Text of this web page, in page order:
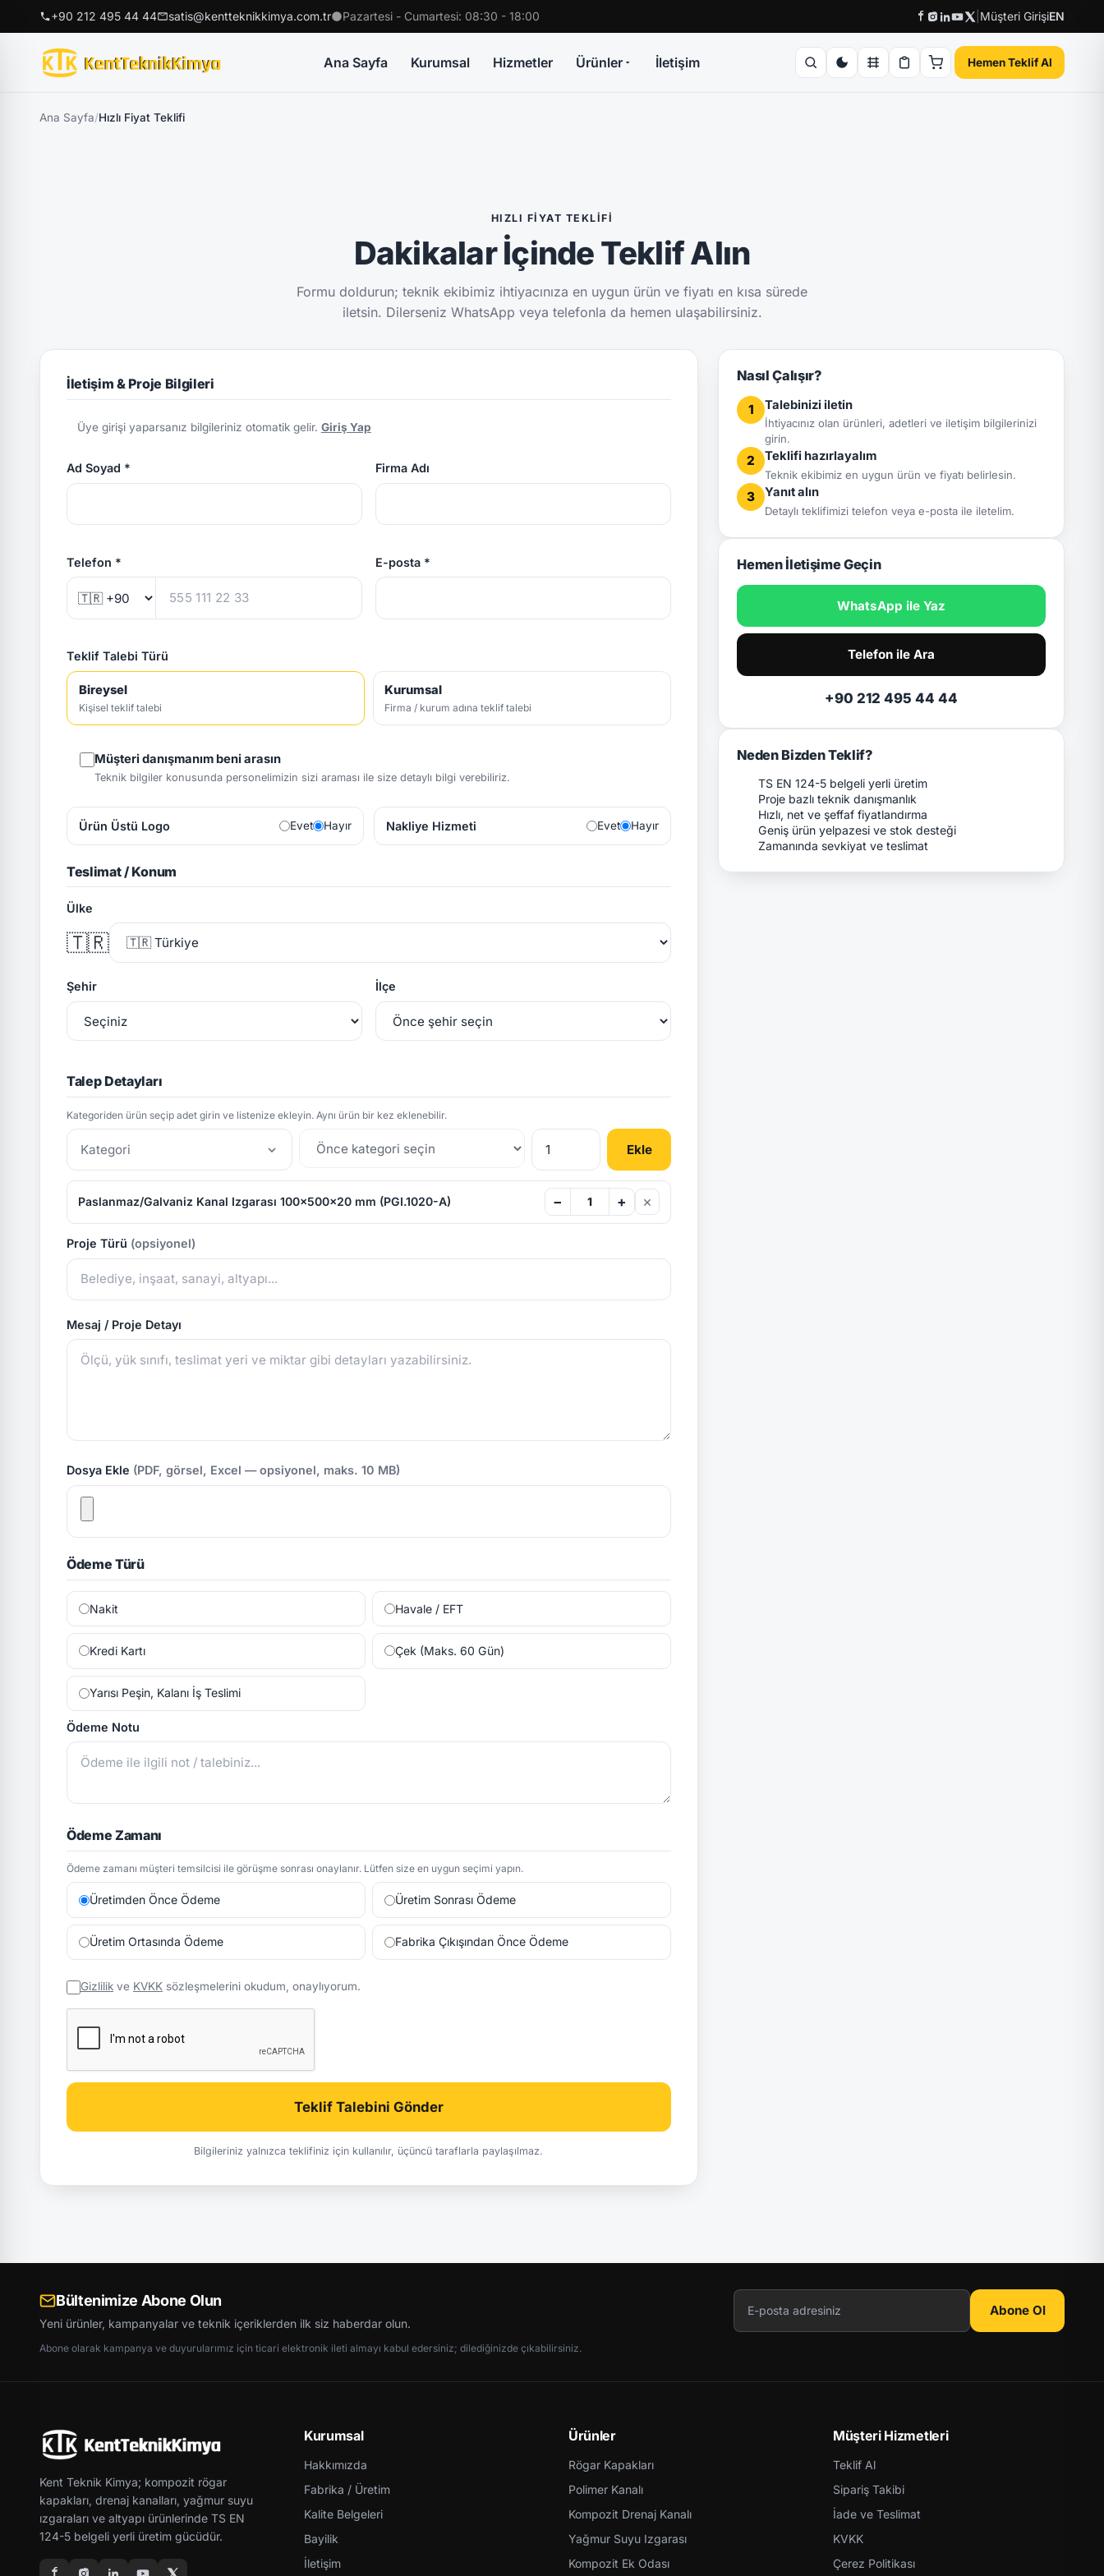
+90 212 495 44 44 satis@kentteknikkimya.com.tr Pazartesi - Cumartesi: 08:30 - 18:00 Müşteri GirişiEN
Ana Sayfa Kurumsal Hizmetler Ürünler İletişim Hemen Teklif Al
Ana Sayfa/Hızlı Fiyat Teklifi
HIZLI FIYAT TEKLIFI
Dakikalar İçinde Teklif Alın
Formu doldurun; teknik ekibimiz ihtiyacınıza en uygun ürün ve fiyatı en kısa sürede
iletsin. Dilerseniz WhatsApp veya telefonla da hemen ulaşabilirsiniz.
İletişim & Proje Bilgileri
Üye girişi yaparsanız bilgileriniz otomatik gelir. Giriş Yap
Ad Soyad * Firma Adı
Telefon * E-posta *
Teklif Talebi Türü
Bireysel
Kişisel teklif talebi
Kurumsal
Firma / kurum adına teklif talebi
Müşteri danışmanım beni arasın
Teknik bilgiler konusunda personelimizin sizi araması ile size detaylı bilgi verebiliriz.
Ürün Üstü Logo Evet Hayır Nakliye Hizmeti Evet Hayır
Teslimat / Konum
Ülke
🇹🇷
Şehir İlçe
Talep Detayları
Kategoriden ürün seçip adet girin ve listenize ekleyin. Aynı ürün bir kez eklenebilir.
Kategori Ekle
Paslanmaz/Galvaniz Kanal Izgarası 100x500x20 mm (PGI.1020-A) − + ×
Proje Türü (opsiyonel)
Mesaj / Proje Detayı
Dosya Ekle (PDF, görsel, Excel — opsiyonel, maks. 10 MB)
Ödeme Türü
Nakit Havale / EFT
Kredi Kartı Çek (Maks. 60 Gün)
Yarısı Peşin, Kalanı İş Teslimi
Ödeme Notu
Ödeme Zamanı
Ödeme zamanı müşteri temsilcisi ile görüşme sonrası onaylanır. Lütfen size en uygun seçimi yapın.
Üretimden Önce Ödeme Üretim Sonrası Ödeme
Üretim Ortasında Ödeme Fabrika Çıkışından Önce Ödeme
Gizlilik ve KVKK sözleşmelerini okudum, onaylıyorum.
Teklif Talebini Gönder
Bilgileriniz yalnızca teklifiniz için kullanılır, üçüncü taraflarla paylaşılmaz.
Nasıl Çalışır?
1 Talebinizi iletin
İhtiyacınız olan ürünleri, adetleri ve iletişim bilgilerinizi
girin.
2 Teklifi hazırlayalım
Teknik ekibimiz en uygun ürün ve fiyatı belirlesin.
3 Yanıt alın
Detaylı teklifimizi telefon veya e-posta ile iletelim.
Hemen İletişime Geçin
WhatsApp ile Yaz
Telefon ile Ara
+90 212 495 44 44
Neden Bizden Teklif?
TS EN 124-5 belgeli yerli üretim
Proje bazlı teknik danışmanlık
Hızlı, net ve şeffaf fiyatlandırma
Geniş ürün yelpazesi ve stok desteği
Zamanında sevkiyat ve teslimat
Bültenimize Abone Olun
Yeni ürünler, kampanyalar ve teknik içeriklerden ilk siz haberdar olun.
Abone Ol
Abone olarak kampanya ve duyurularımız için ticari elektronik ileti almayı kabul edersiniz; dilediğinizde çıkabilirsiniz.
Kent Teknik Kimya; kompozit rögar
kapakları, drenaj kanalları, yağmur suyu
ızgaraları ve altyapı ürünlerinde TS EN
124-5 belgeli yerli üretim gücüdür.
Kurumsal
Hakkımızda
Fabrika / Üretim
Kalite Belgeleri
Bayilik
İletişim
Ürünler
Rögar Kapakları
Polimer Kanalı
Kompozit Drenaj Kanalı
Yağmur Suyu Izgarası
Kompozit Ek Odası
Müşteri Hizmetleri
Teklif Al
Sipariş Takibi
İade ve Teslimat
KVKK
Çerez Politikası